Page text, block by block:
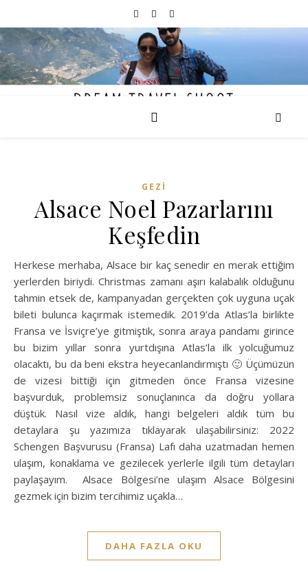
GEZİ
Alsace Noel Pazarlarını
Keşfedin
Herkese merhaba, Alsace bir kaç senedir en merak ettiğim
yerlerden biriydi. Christmas zamanı aşırı kalabalık olduğunu
tahmin etsek de, kampanyadan gerçekten çok uyguna uçak
bileti bulunca kaçırmak istemedik. 2019’da Atlas’la birlikte
Fransa ve İsviçre’ye gitmiştik, sonra araya pandamı girince
bu bizim yıllar sonra yurtdışına Atlas’la ilk yolcuğumuz
olacaktı, bu da beni ekstra heyecanlandırmıştı 🙂 Üçümüzün
de vizesi bittiği için gitmeden önce Fransa vizesine
başvurduk, problemsiz sonuçlanınca da doğru yollara
düştük. Nasıl vize aldık, hangi belgeleri aldık tüm bu
detaylara şu yazımıza tıklayarak ulaşabilirsiniz: 2022
Schengen Başvurusu (Fransa) Lafı daha uzatmadan hemen
ulaşım, konaklama ve gezilecek yerlerle ilgili tüm detayları
paylaşayım. Alsace Bölgesi’ne ulaşım Alsace Bölgesini
gezmek için bizim tercihimiz uçakla…
DAHA FAZLA OKU